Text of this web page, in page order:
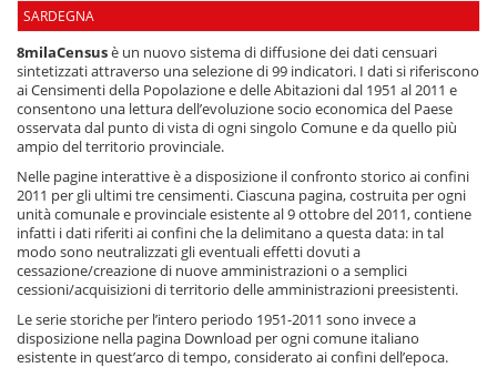
SARDEGNA
8milaCensusè un nuovo sistema di diffusione dei dati censuari
sintetizzati attraverso una selezione di 99 indicatori. I dati si riferiscono
ai Censimenti della Popolazione e delle Abitazioni dal 1951 al 2011 e
consentono una lettura dell’evoluzione socio economica del Paese
osservata dal punto di vista di ogni singolo Comune e da quello più
ampio del territorio provinciale.
Nelle pagine interattive è a disposizione il confronto storico ai confini
2011 per gli ultimi tre censimenti. Ciascuna pagina, costruita per ogni
unità comunale e provinciale esistente al 9 ottobre del 2011, contiene
infatti i dati riferiti ai confini che la delimitano a questa data: in tal
modo sono neutralizzati gli eventuali effetti dovuti a
cessazione/creazione di nuove amministrazioni o a semplici
cessioni/acquisizioni di territorio delle amministrazioni preesistenti.
Le serie storiche per l’intero periodo 1951-2011 sono invece a
disposizione nella pagina Download per ogni comune italiano
esistente in quest’arco di tempo, considerato ai confini dell’epoca.